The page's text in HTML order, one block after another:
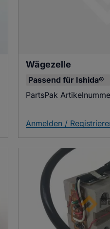
Wägezelle
Passend für Ishida®
PartsPak
Anmelden /